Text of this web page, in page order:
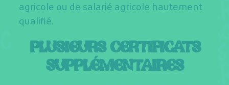
agricole ou de salarié agricole hautement
qualifié.
PLUSIEURS CERTIFICATS
SUPPLÉMENTAIRES